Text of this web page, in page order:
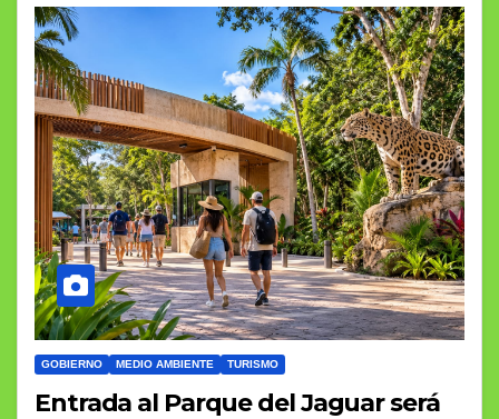
GOBIERNO MEDIO AMBIENTE TURISMO
Entrada al Parque del Jaguar será